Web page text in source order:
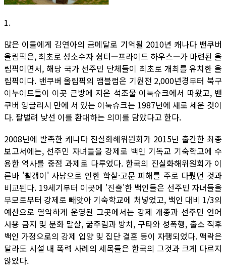
1.
많은 이들에게 김연아의 금메달로 기억될 2010년 캐나다 밴쿠버
올림픽은, 최초로 성소수자 쉼터—프라이드 하우스—가 마련된 올
림픽이면서, 해당 국가 선주민 단체들이 최초로 개최를 유치한 올
림픽이다. 밴쿠버 올림픽의 앰블럼은 기원전 2,000년경부터 북구
이누이트들이 이곳 근방에 지은 석조물 이눅슈크에서 따왔고, 밴
쿠버 잉글리시 만에 서 있는 이눅슈크는 1987년에 새로 세운 것이
다. 팔벌려 낯선 이를 환대하는 의미를 담았다고 한다.
2008년에 발족한 캐나다 진실화해위원회가 2015년 출간한 최종
보고서에는, 선주민 자녀들을 강제로 백인 기독교 기숙학교에 수
용한 역사를 중점 과제로 다루었다. 한국의 진실화해위원회가 이
른바 '빨갱이' 사냥으로 인한 학살·고문 피해를 주로 다뤘던 것과
비교된다. 19세기부터 이곳에 '진출'한 백인들은 선주민 자녀들을
부모로부터 강제로 빼앗아 기숙학교에 처넣었고, 백인 대비 1/3의
예산으로 열악하게 운영된 그곳에서는 강제 개종과 선주민 언어
사용 금지 및 문화 말살, 굶주림과 방치, 구타와 성폭행, 출소 직후
백인 가정으로의 강제 입양 및 집단 결혼 등이 자행되었다. 맥락은
달라도 시설 내 폭력 사례의 세목들은 한국의 그것과 크게 다르지
않았다.